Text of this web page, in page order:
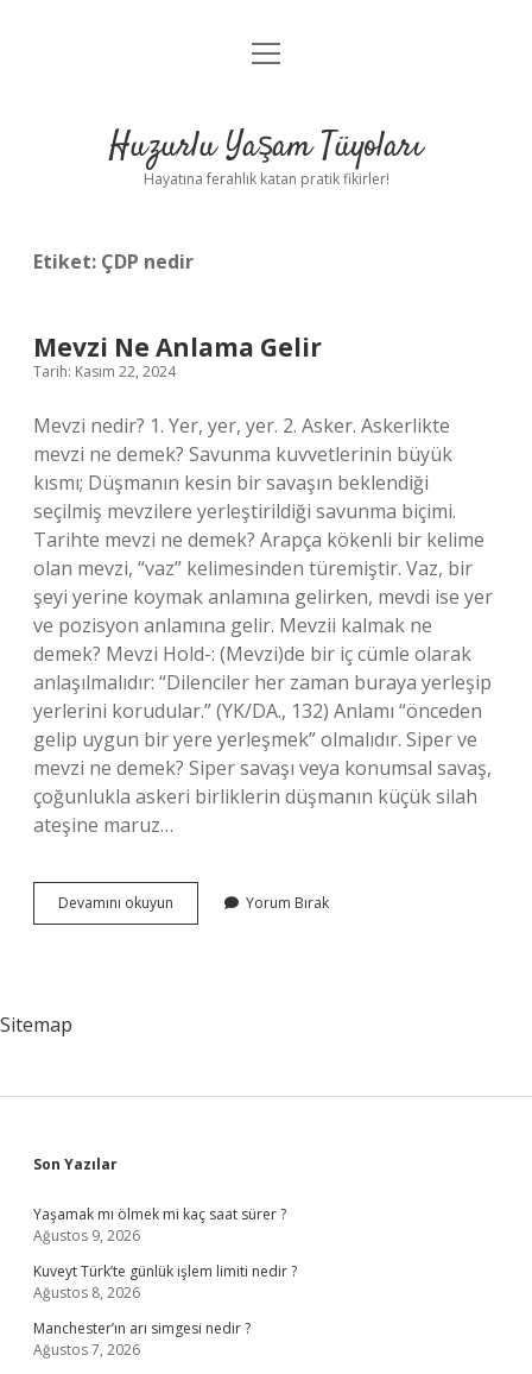
Anasayfa
Yasal Uyarı
menüyü
Huzurlu Yaşam Tüyoları
Hayatına ferahlık katan pratik fikirler!
Etiket: ÇDP nedir
Mevzi Ne Anlama Gelir
Tarih: Kasım 22, 2024
Mevzi nedir? 1. Yer, yer, yer. 2. Asker. Askerlikte
mevzi ne demek? Savunma kuvvetlerinin büyük
kısmı; Düşmanın kesin bir savaşın beklendiği
seçilmiş mevzilere yerleştirildiği savunma biçimi.
Tarihte mevzi ne demek? Arapça kökenli bir kelime
olan mevzi, “vaz” kelimesinden türemiştir. Vaz, bir
şeyi yerine koymak anlamına gelirken, mevdi ise yer
ve pozisyon anlamına gelir. Mevzii kalmak ne
demek? Mevzi Hold-: (Mevzi)de bir iç cümle olarak
anlaşılmalıdır: “Dilenciler her zaman buraya yerleşip
yerlerini korudular.” (YK/DA., 132) Anlamı “önceden
gelip uygun bir yere yerleşmek” olmalıdır. Siper ve
mevzi ne demek? Siper savaşı veya konumsal savaş,
çoğunlukla askeri birliklerin düşmanın küçük silah
ateşine maruz…
Devamını okuyun
Ne
Yorum Bırak
Sitemap
Sidebar
Son Yazılar
Yaşamak mı ölmek mi kaç saat sürer ?
Ağustos 9, 2026
Kuveyt Türk’te günlük işlem limiti nedir ?
Ağustos 8, 2026
Manchester’ın arı simgesi nedir ?
Ağustos 7, 2026